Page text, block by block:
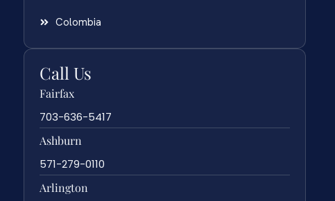
Colombia
Call Us
Fairfax
703-636-5417
Ashburn
571-279-0110
Arlington